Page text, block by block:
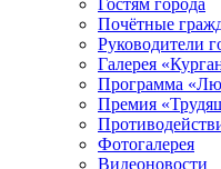
Гостям города
Почётные
Руководители
Галерея
Программа
Премия
Фотогалерея
Видеоновости